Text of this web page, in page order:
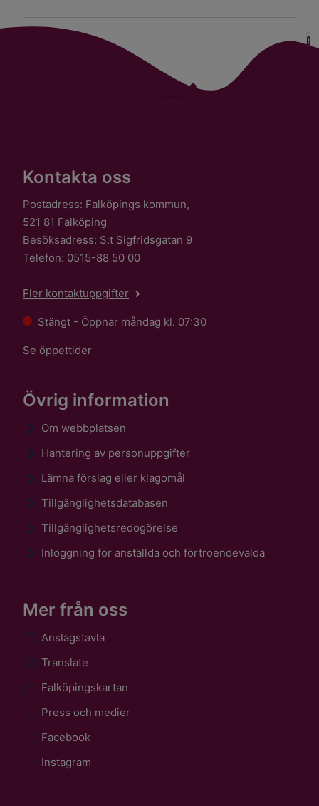
Kontakta oss
Postadress: Falköpings kommun,
521 81 Falköping
Besöksadress: S:t Sigfridsgatan 9
Telefon: 0515-88 50 00
Fler kontaktuppgifter
Stängt - Öppnar måndag kl. 07:30
Se öppettider
Övrig information
Om webbplatsen
Hantering av personuppgifter
Lämna förslag eller klagomål
Tillgänglighetsdatabasen
Tillgänglighetsredogörelse
Inloggning för anställda och förtroendevalda
Mer från oss
Anslagstavla
Translate
Falköpingskartan
Press och medier
Facebook
Instagram